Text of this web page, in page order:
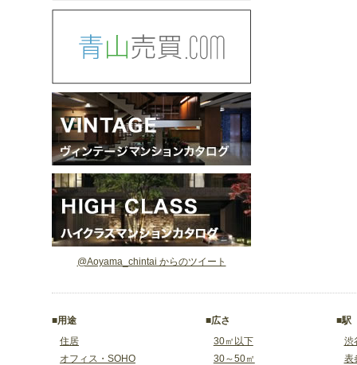
@Aoyama_chintai からのツイート
■用途
住居
オフィス・SOHO
■広さ
30㎡以下
30～50㎡
■駅
渋
表